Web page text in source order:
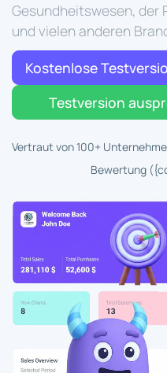
Gesundheitswesen, der
und vielen anderen
Kostenlose
Testversion
Vertraut von 100+
Bewertung